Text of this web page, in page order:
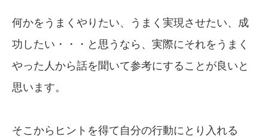
何かをうまくやりたい、うまく実現させたい、成
功したい・・・と思うなら、実際にそれをうまく
やった人から話を聞いて参考にすることが良いと
思います。
そこからヒントを得て自分の行動にとり入れる